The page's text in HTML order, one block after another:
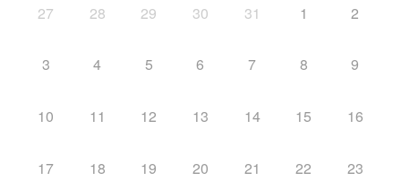
27 28 29 30 31 1 2
3 4 5 6 7 8 9
10 11 12 13 14 15 16
17 18 19 20 21 22 23